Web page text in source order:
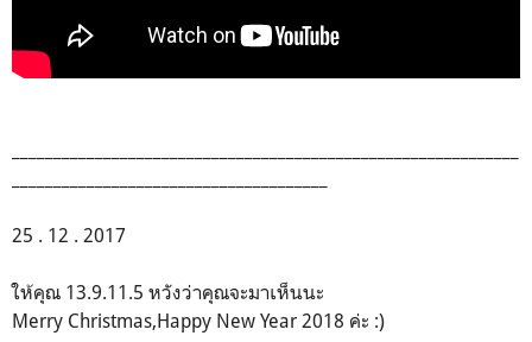
25 . 12 . 2017
ให้คุณ 13.9.11.5 หวังว่าคุณจะมาเห็นนะ
Merry Christmas,Happy New Year 2018 ค่ะ :)